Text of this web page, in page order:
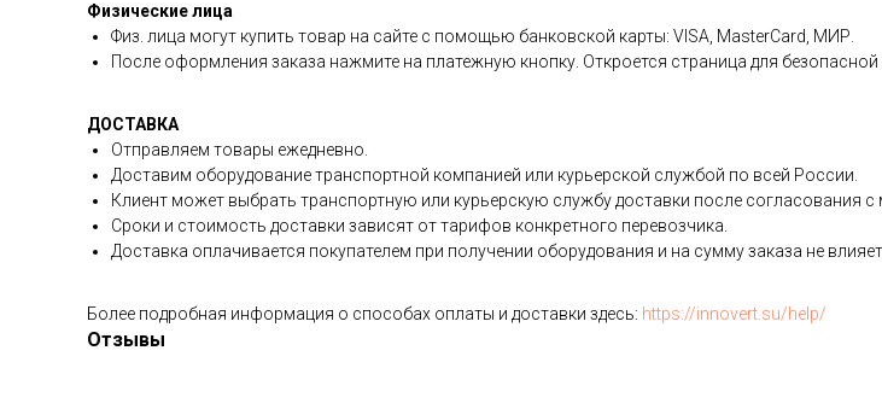
Физические лица
Физ. лица могут купить товар на сайте с помощью банковской карты: VISA, MasterCard, МИР.
После оформления заказа нажмите на платежную кнопку. Откроется страница для
ДОСТАВКА
Отправляем товары ежедневно.
Доставим оборудование транспортной компанией или курьерской службой по всей России.
Клиент может выбрать транспортную или курьерскую службу доставки после согласования с
Сроки и стоимость доставки зависят от тарифов конкретного перевозчика.
Доставка оплачивается покупателем при получении оборудования и на сумму заказа не влияет.
Более подробная информация о способах оплаты и доставки здесь: https://innovert.su/help/
Отзывы